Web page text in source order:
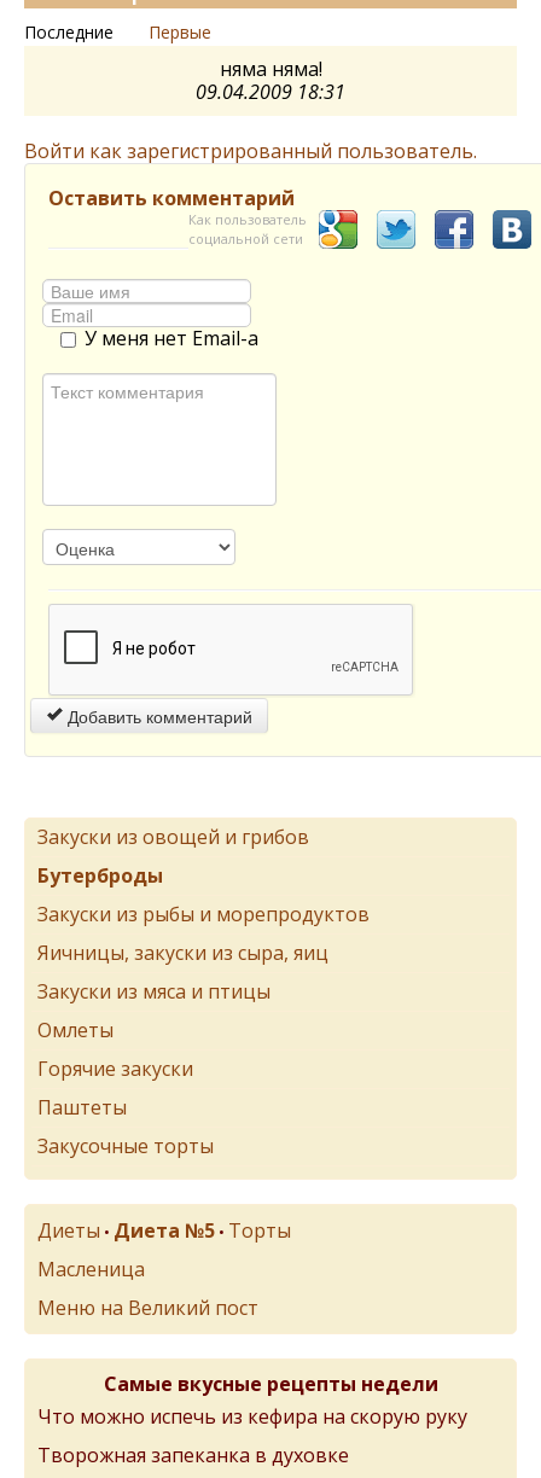
Последние Первые
няма няма!
09.04.2009 18:31
Войти как зарегистрированный пользователь.
Оставить комментарий
Как пользователь
социальной сети
У меня нет Email-а
Добавить комментарий
Закуски из овощей и грибов
Бутерброды
Закуски из рыбы и морепродуктов
Яичницы, закуски из сыра, яиц
Закуски из мяса и птицы
Омлеты
Горячие закуски
Паштеты
Закусочные торты
Диеты • Диета №5 • Торты
Масленица
Меню на Великий пост
Самые вкусные рецепты недели
Что можно испечь из кефира на скорую руку
Творожная запеканка в духовке